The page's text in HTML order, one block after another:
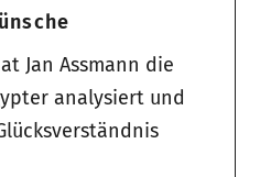
Jan Assmann die
analysiert und